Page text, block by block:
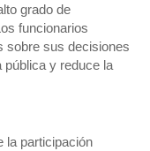
grado de
funcionarios
sobre sus decisiones
pública y reduce la
la participación